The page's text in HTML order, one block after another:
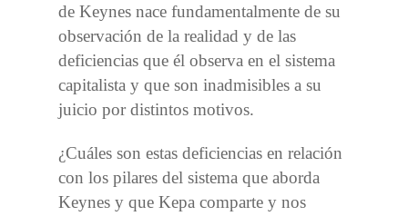
de Keynes nace fundamentalmente de su
observación de la realidad y de las
deficiencias que él observa en el sistema
capitalista y que son inadmisibles a su
juicio por distintos motivos.
¿Cuáles son estas deficiencias en relación
con los pilares del sistema que aborda
Keynes y que Kepa comparte y nos